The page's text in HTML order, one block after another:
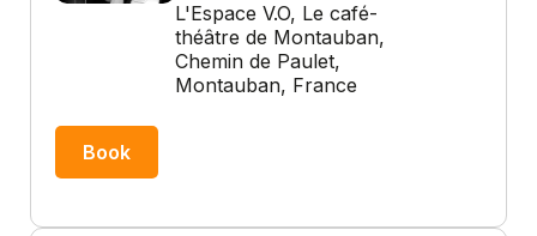
L'Espace V.O, Le café-
théâtre de Montauban,
Chemin de Paulet,
Montauban, France
Book